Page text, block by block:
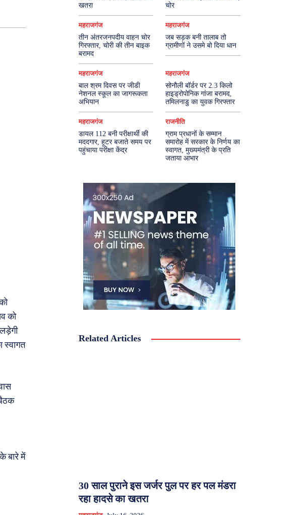
को
स्वागत
बारे में
खतरा
चोर
महराजगंज
तीन अंतरजनपदीय वाहन चोर
गिरफ्तार, चोरी की तीन बाइक
बरामद
महराजगंज
जब सड़क बनी तालाब तो
ग्रामीणों ने उसमे बो दिया धान
महराजगंज
बाल श्रम दिवस पर जीडी
नेशनल स्कूल का जागरूकता
अभियान
महराजगंज
सोनौली बॉर्डर पर 2.3 किलो
हाइड्रोपोनिक गांजा बरामद,
तमिलनाडु का युवक गिरफ्तार
महराजगंज
डायल 112 बनी परीक्षार्थी की
मददगार, हूटर बजाते समय पर
पहुंचाया परीक्षा केंद्र
राजनीति
ग्राम प्रधानों के सम्मान
समारोह में सरकार के निर्णय का
स्वागत, मुख्यमंत्री के प्रति
जताया आभार
Related Articles
30 साल पुराने इस जर्जर पुल पर हर पल मंडरा
रहा हादसे का खतरा